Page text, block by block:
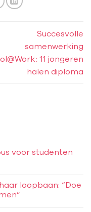
Succesvolle
samenwerking
11 jongeren
halen diploma
voor studenten
loopbaan: “Doe